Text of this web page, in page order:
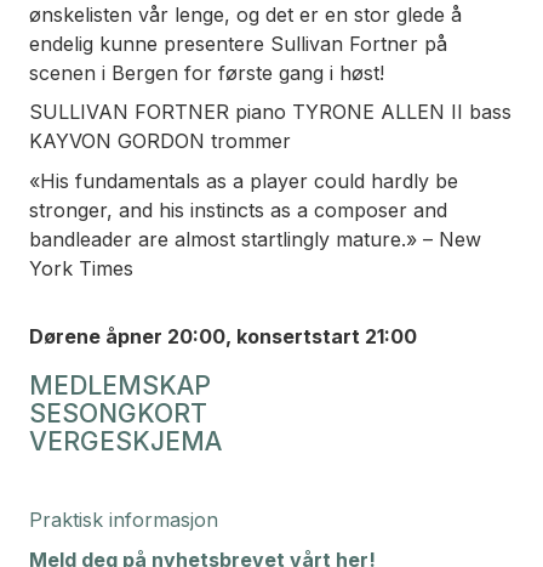
ønskelisten vår lenge, og det er en stor glede å
endelig kunne presentere Sullivan Fortner på
scenen i Bergen for første gang i høst!
SULLIVAN FORTNER piano TYRONE ALLEN II bass
KAYVON GORDON trommer
«His fundamentals as a player could hardly be
stronger, and his instincts as a composer and
bandleader are almost startlingly mature.» – New
York Times
Dørene åpner 20:00, konsertstart 21:00
MEDLEMSKAP
SESONGKORT
VERGESKJEMA
Praktisk informasjon
Meld deg på nyhetsbrevet vårt her!